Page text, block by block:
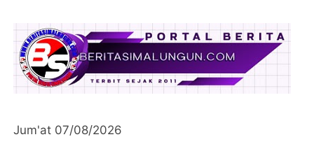
Jum'at 07/08/2026